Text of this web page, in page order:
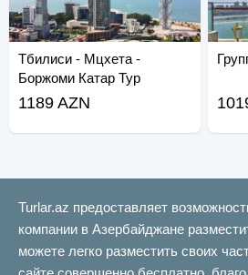
Тбилиси - Мцхета -
Боржоми Катар Тур
1189 AZN
Turlar.az предоставляет
компании в Азербайджане
можете легко разместить своих